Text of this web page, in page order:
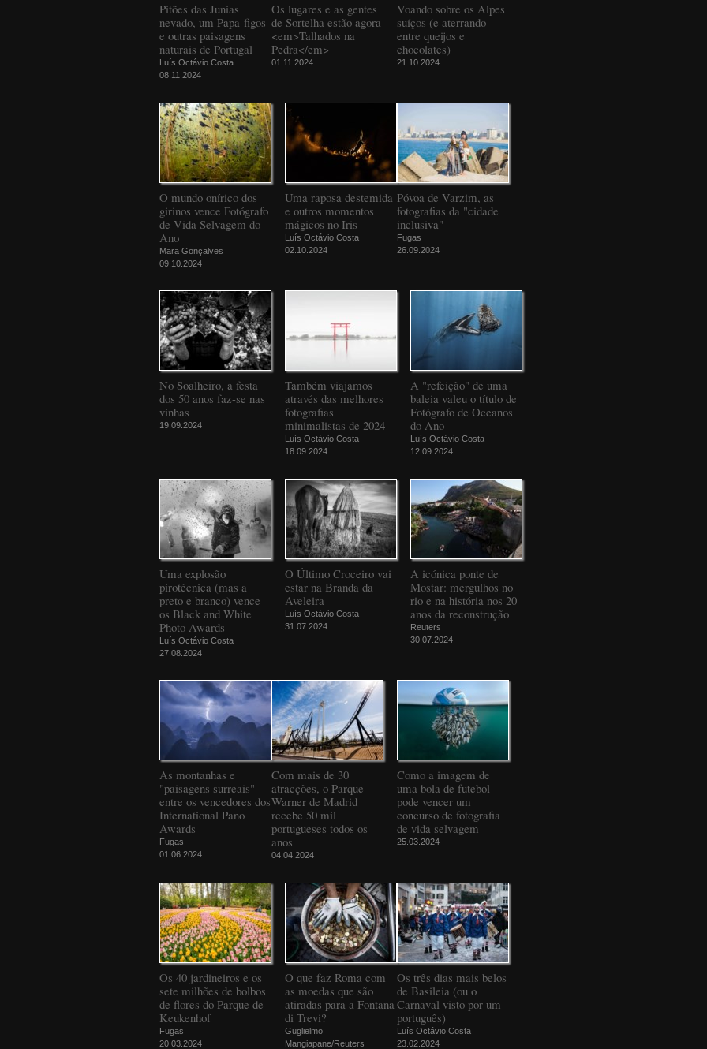
Pitões das Junias
nevado, um Papa-figos
e outras paisagens
naturais de Portugal
Luís Octávio Costa
08.11.2024
Os lugares e as gentes
de Sortelha estão agora
<em>Talhados na
Pedra</em>
01.11.2024
Voando sobre os Alpes
suíços (e aterrando
entre queijos e
chocolates)
21.10.2024
O mundo onírico dos
girinos vence Fotógrafo
de Vida Selvagem do
Ano
Mara Gonçalves
09.10.2024
Uma raposa destemida
e outros momentos
mágicos no Iris
Luís Octávio Costa
02.10.2024
Póvoa de Varzim, as
fotografias da "cidade
inclusiva"
Fugas
26.09.2024
No Soalheiro, a festa
dos 50 anos faz-se nas
vinhas
19.09.2024
Também viajamos
através das melhores
fotografias
minimalistas de 2024
Luís Octávio Costa
18.09.2024
A "refeição" de uma
baleia valeu o título de
Fotógrafo de Oceanos
do Ano
Luís Octávio Costa
12.09.2024
Uma explosão
pirotécnica (mas a
preto e branco) vence
os Black and White
Photo Awards
Luís Octávio Costa
27.08.2024
O Último Croceiro vai
estar na Branda da
Aveleira
Luís Octávio Costa
31.07.2024
A icónica ponte de
Mostar: mergulhos no
rio e na história nos 20
anos da reconstrução
Reuters
30.07.2024
As montanhas e
"paisagens surreais"
entre os vencedores dos
International Pano
Awards
Fugas
01.06.2024
Com mais de 30
atracções, o Parque
Warner de Madrid
recebe 50 mil
portugueses todos os
anos
04.04.2024
Como a imagem de
uma bola de futebol
pode vencer um
concurso de fotografia
de vida selvagem
25.03.2024
Os 40 jardineiros e os
sete milhões de bolbos
de flores do Parque de
Keukenhof
Fugas
20.03.2024
O que faz Roma com
as moedas que são
atiradas para a Fontana
di Trevi?
Guglielmo
Mangiapane/Reuters
Os três dias mais belos
de Basileia (ou o
Carnaval visto por um
português)
Luís Octávio Costa
23.02.2024